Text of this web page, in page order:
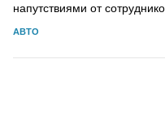
напутствиями от
АВТО